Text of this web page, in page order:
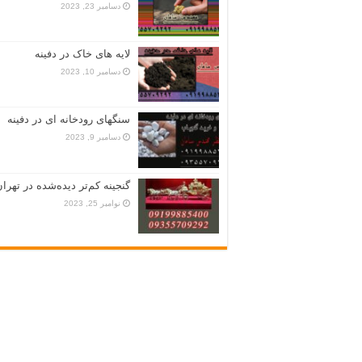
دسامبر 23, 2023
لایه های خاک در دفینه
دسامبر 10, 2023
سنگهای رودخانه ای در دفینه
دسامبر 9, 2023
گنجینه کم‌تر دیده‌شده در
نوامبر 25, 2023